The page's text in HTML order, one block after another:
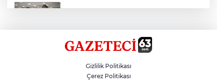
Zincirleme Kazada 7 Kişi Yaralandı
Gizlilik Politikası
Çerez Politikası